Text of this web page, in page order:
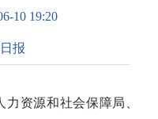
10 19:20
报
资源和社会保障局、